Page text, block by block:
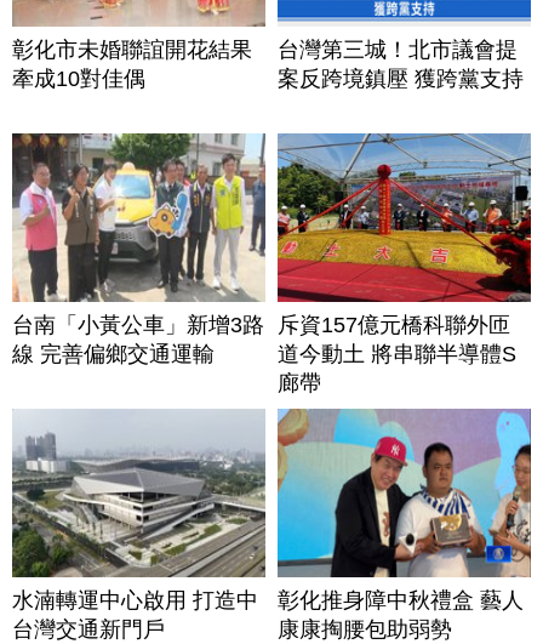
彰化市未婚聯誼開花結果
牽成10對佳偶
台灣第三城！北市議會提
案反跨境鎮壓 獲跨黨支持
台南「小黃公車」新增3路
線 完善偏鄉交通運輸
斥資157億元橋科聯外匝
道今動土 將串聯半導體S
廊帶
水湳轉運中心啟用 打造中
台灣交通新門戶
彰化推身障中秋禮盒 藝人
康康掏腰包助弱勢